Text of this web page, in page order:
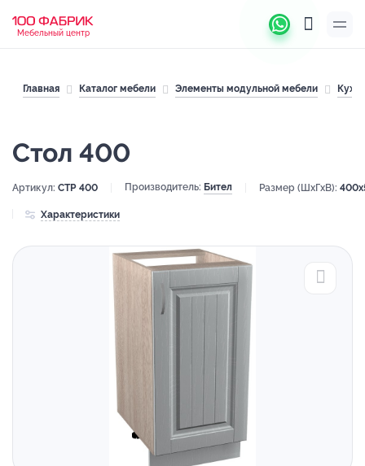
Мебельный центр
Главная Каталог мебели Элементы модульной мебели
Стол 400
Артикул: СТР 400 Производитель: Бител Размер (ШхГхВ):
Характеристики